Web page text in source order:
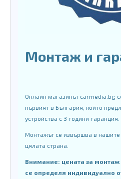
Монтаж и
Онлайн магазинът carmedia.bg
първият в България, който
устройства с 3 години гаранция.
Монтажът се извършва в нашите
цялата страна.
Внимание: цената за
се определя индивидуално